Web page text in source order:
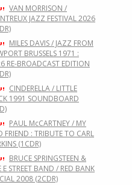
VAN MORRISON /
JAZZ FESTIVAL 2026
MILES DAVIS / JAZZ FROM
BRUSSELS 1971 :
RE-BROADCAST EDITION
CINDERELLA / LITTLE
1991 SOUNDBOARD
PAUL McCARTNEY / MY
FRIEND : TRIBUTE TO CARL
(1CDR)
BRUCE SPRINGSTEEN &
E STREET BAND / RED BANK
2008 (2CDR)